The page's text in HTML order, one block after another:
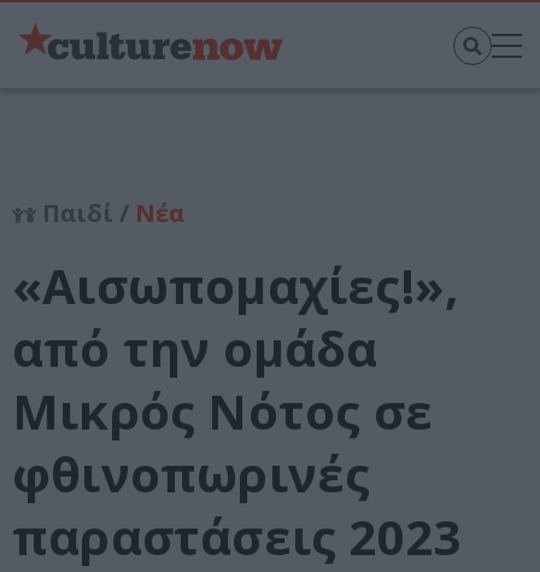
Παιδί / Νέα
«Αισωπομαχίες!»,
από την ομάδα
Μικρός Νότος σε
φθινοπωρινές
παραστάσεις 2023